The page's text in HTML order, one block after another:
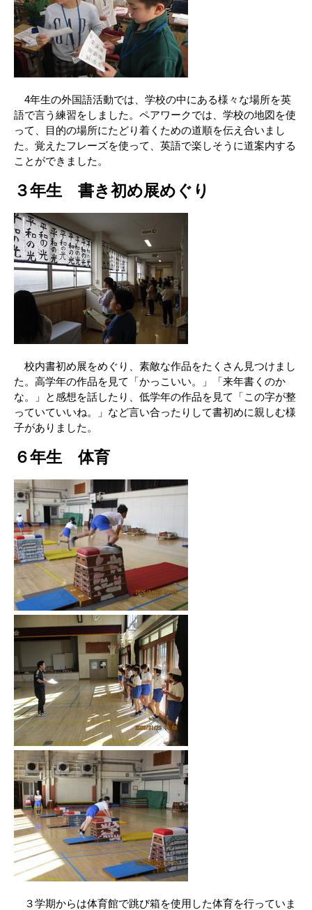
4年生の外国語活動では、学校の中にある様々な場所を英
語で言う練習をしました。ペアワークでは、学校の地図を使
って、目的の場所にたどり着くための道順を伝え合いまし
た。覚えたフレーズを使って、英語で楽しそうに道案内する
ことができました。
３年生 書き初め展めぐり
校内書初め展をめぐり、素敵な作品をたくさん見つけまし
た。高学年の作品を見て「かっこいい。」「来年書くのか
な。」と感想を話したり、低学年の作品を見て「この字が整
っていていいね。」など言い合ったりして書初めに親しむ様
子がありました。
６年生 体育
３学期からは体育館で跳び箱を使用した体育を行っていま